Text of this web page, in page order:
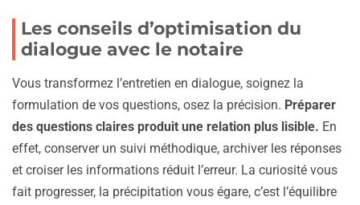
Les conseils d’optimisation du
dialogue avec le notaire
Vous transformez l’entretien en dialogue, soignez la
formulation de vos questions, osez la précision. Préparer
des questions claires produit une relation plus lisible. En
effet, conserver un suivi méthodique, archiver les réponses
et croiser les informations réduit l’erreur. La curiosité vous
fait progresser, la précipitation vous égare, c’est l’équilibre